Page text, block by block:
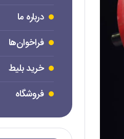
درباره ما
فراخوان‌ها
خرید بلیط
فروشگاه